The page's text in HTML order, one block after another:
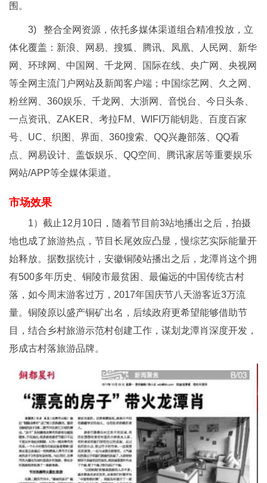
围。
3) 整合全网资源，依托多媒体渠道组合精准投放，立
体化覆盖：新浪、网易、搜狐、腾讯、凤凰、人民网、新华
网、环球网、中国网、千龙网、国际在线、央广网、央视网
等全网主流门户网站及新闻客户端；中国综艺网、久之网、
粉丝网、360娱乐、千龙网、大浙网、音悦台、今日头条、
一点资讯、ZAKER、考拉FM、WIFI万能钥匙、百度百家
号、UC、织图、界面、360搜索、QQ兴趣部落、QQ看
点、网易设计、盖饭娱乐、QQ空间、腾讯家居等重要娱乐
网站/APP等全媒体渠道。
市场效果
1）截止12月10日，随着节目前3站地播出之后，拍摄
地也成了旅游热点，节目长尾效应凸显，慢综艺实际能量开
始释放。据数据统计，安徽铜陵站播出之后，龙潭肖这个拥
有500多年历史、铜陵市最贫困、最偏远的中国传统古村
落，如今周末游客过万，2017年国庆节八天游客近3万流
量。铜陵原以盛产铜矿出名，后续政府更希望能够借助节
目，结合乡村旅游示范村创建工作，谋划龙潭肖深度开发，
形成古村落旅游品牌。